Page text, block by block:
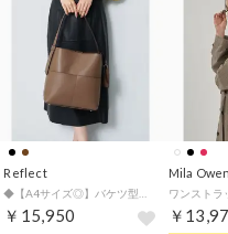
Reflect
￥15,950
Mila Owen
￥